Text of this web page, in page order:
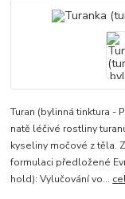
Turan (bylinná tinktura -
natě léčivé rostliny
kyseliny močové z těla.
formulaci předložené
hold): Vylučování vo...